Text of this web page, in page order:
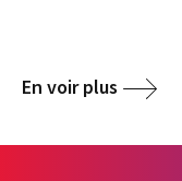
En voir plus